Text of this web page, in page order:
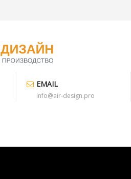
EMAIL
info@air-design.pro